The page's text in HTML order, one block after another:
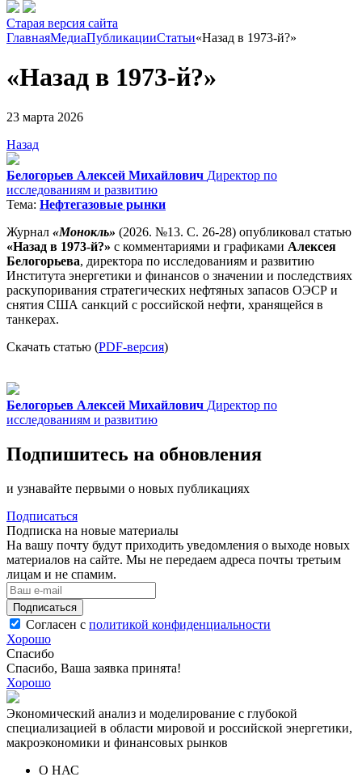
Старая версия сайта
ГлавнаяМедиаПубликацииСтатьи«Назад в 1973-й?»
«Назад в 1973-й?»
23 марта 2026
Назад
Белогорьев Алексей Михайлович Директор по
исследованиям и развитию
Тема: Нефтегазовые рынки
Журнал «Монокль» (2026. №13. С. 26-28) опубликовал статью
«Назад в 1973-й?» с комментариями и графиками Алексея
Белогорьева, директора по исследованиям и развитию
Института энергетики и финансов о значении и последствиях
раскупоривания стратегических нефтяных запасов ОЭСР и
снятия США санкций с российской нефти, хранящейся в
танкерах.
Скачать статью (PDF-версия)
Белогорьев Алексей Михайлович Директор по
исследованиям и развитию
Подпишитесь на обновления
и узнавайте первыми о новых публикациях
Подписаться
Подписка на новые материалы
На вашу почту будут приходить уведомления о выходе новых
материалов на сайте. Мы не передаем адреса почты третьим
лицам и не спамим.
Подписаться
Согласен с политикой конфиденциальности
Хорошо
Спасибо
Спасибо, Ваша заявка принята!
Хорошо
Экономический анализ и моделирование с глубокой
специализацией в области мировой и российской энергетики,
макроэкономики и финансовых рынков
О НАС